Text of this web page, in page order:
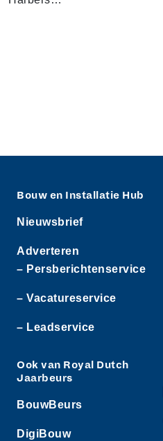
Bouw en Installatie Hub
Nieuwsbrief
Adverteren
– Persberichtenservice
– Vacatureservice
– Leadservice
Ook van Royal Dutch
Jaarbeurs
BouwBeurs
DigiBouw